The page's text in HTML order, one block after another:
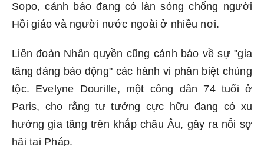
Sopo, cảnh báo đang có làn sóng chống người
Hồi giáo và người nước ngoài ở nhiều nơi.
Liên đoàn Nhân quyền cũng cảnh báo về sự "gia
tăng đáng báo động" các hành vi phân biệt chủng
tộc. Evelyne Dourille, một công dân 74 tuổi ở
Paris, cho rằng tư tưởng cực hữu đang có xu
hướng gia tăng trên khắp châu Âu, gây ra nỗi sợ
hãi tại Pháp.